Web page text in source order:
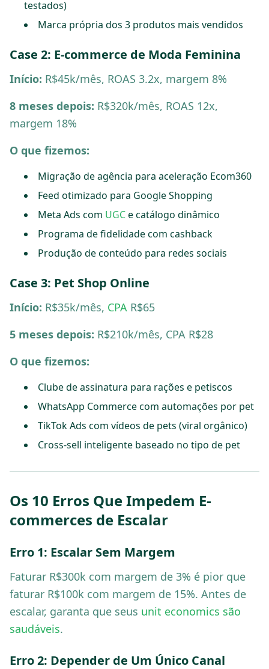
testados)
Marca própria dos 3 produtos mais vendidos
Case 2: E-commerce de Moda Feminina
Início: R$45k/mês, ROAS 3.2x, margem 8%
8 meses depois: R$320k/mês, ROAS 12x,
margem 18%
O que fizemos:
Migração de agência para aceleração Ecom360
Feed otimizado para Google Shopping
Meta Ads com UGCe catálogo dinâmico
Programa de fidelidade com cashback
Produção de conteúdo para redes sociais
Case 3: Pet Shop Online
Início: R$35k/mês, CPA R$65
5 meses depois: R$210k/mês, CPA R$28
O que fizemos:
Clube de assinatura para rações e petiscos
WhatsApp Commerce com automações por pet
TikTok Ads com vídeos de pets (viral orgânico)
Cross-sell inteligente baseado no tipo de pet
Os 10 Erros Que Impedem E-
commerces de Escalar
Erro 1: Escalar Sem Margem
Faturar R$300k com margem de 3% é pior que
faturar R$100k com margem de 15%. Antes de
escalar, garanta que seus unit economics são
saudáveis.
Erro 2: Depender de Um Único Canal